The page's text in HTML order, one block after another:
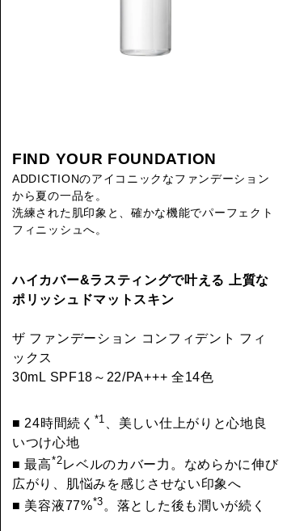
FIND YOUR FOUNDATION
ADDICTIONのアイコニックなファンデーション
から夏の一品を。
洗練された肌印象と、確かな機能でパーフェクト
フィニッシュへ。
ハイカバー&ラスティングで叶える 上質な
ポリッシュドマットスキン
ザ ファンデーション コンフィデント フィ
ックス
30mL SPF18～22/PA+++ 全14色
■ 24時間続く *1
、美しい仕上がりと心地良
いつけ心地
■ 最高*2レベルのカバー力。なめらかに伸び
広がり、肌悩みを感じさせない印象へ
■ 美容液77%*3。落とした後も潤いが続く